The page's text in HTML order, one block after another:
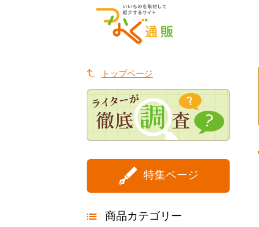
トップページ
特集ページ
商品カテゴリー